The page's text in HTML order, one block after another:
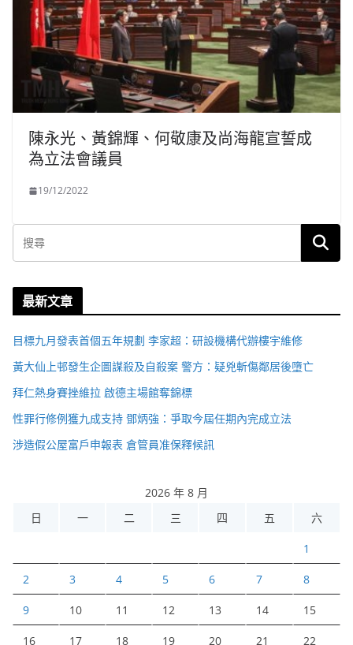
陳永光、黃錦輝、何敬康及尚海龍宣誓成
為立法會議員
19/12/2022
最新文章
目標九月發表首個五年規劃 李家超：研設機構代辦樓宇維修
黃大仙上邨發生企圖謀殺及自殺案 警方：疑兇斬傷鄰居後墮亡
拜仁熱身賽挫維拉 啟德主場館奪錦標
性罪行修例獲九成支持 鄧炳強：爭取今屆任期內完成立法
涉造假公屋富戶申報表 倉管員准保釋候訊
2026 年 8 月
日
一 二 三 四 五 六
1
2 3 4 5 6 7 8
9 10 11 12 13 14 15
16 17 18 19 20 21 22